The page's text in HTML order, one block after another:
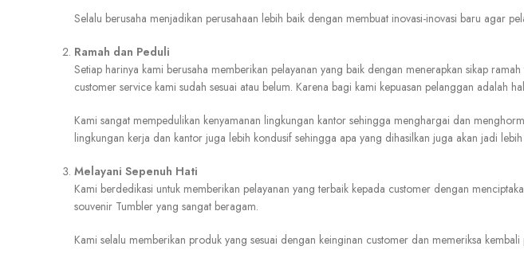
Selalu berusaha menjadikan perusahaan lebih baik dengan membuat inovasi-inovasi baru agar
Ramah dan Peduli
Setiap harinya kami berusaha memberikan pelayanan yang baik dengan menerapkan sikap
customer service kami sudah sesuai atau belum. Karena bagi kami kepuasan pelanggan adalah
Kami sangat mempedulikan kenyamanan lingkungan kantor sehingga menghargai dan
lingkungan kerja dan kantor juga lebih kondusif sehingga apa yang dihasilkan juga akan jadi lebih
Melayani Sepenuh Hati
Kami berdedikasi untuk memberikan pelayanan yang terbaik kepada customer dengan
souvenir Tumbler yang sangat beragam.
Kami selalu memberikan produk yang sesuai dengan keinginan customer dan memeriksa